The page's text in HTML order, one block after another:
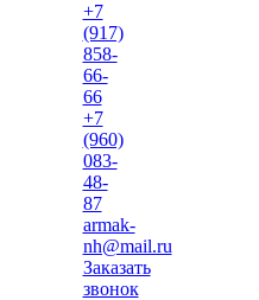
+7
(917)
858-
66-
66
+7
(960)
083-
48-
87
armak-
nh@mail.ru
Заказать
звонок